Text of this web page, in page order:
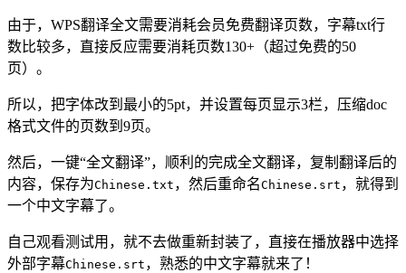
由于，WPS翻译全文需要消耗会员免费翻译页数，字幕txt行
数比较多，直接反应需要消耗页数130+（超过免费的50
页）。
所以，把字体改到最小的5pt，并设置每页显示3栏，压缩doc
格式文件的页数到9页。
然后，一键“全文翻译”，顺利的完成全文翻译，复制翻译后的
内容，保存为Chinese.txt ，然后重命名Chinese.srt ，就得到
一个中文字幕了。
自己观看测试用，就不去做重新封装了，直接在播放器中选择
外部字幕Chinese.srt ，熟悉的中文字幕就来了！